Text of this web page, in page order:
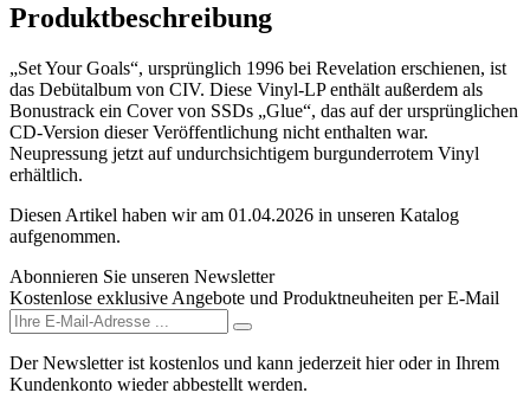
Produktbeschreibung
„Set Your Goals“, ursprünglich 1996 bei Revelation erschienen, ist
das Debütalbum von CIV. Diese Vinyl-LP enthält außerdem als
Bonustrack ein Cover von SSDs „Glue“, das auf der ursprünglichen
CD-Version dieser Veröffentlichung nicht enthalten war.
Neupressung jetzt auf undurchsichtigem burgunderrotem Vinyl
erhältlich.
Diesen Artikel haben wir am 01.04.2026 in unseren Katalog
aufgenommen.
Abonnieren Sie unseren Newsletter
Kostenlose exklusive Angebote und Produktneuheiten per E-Mail
Der Newsletter ist kostenlos und kann jederzeit hier oder in Ihrem
Kundenkonto wieder abbestellt werden.